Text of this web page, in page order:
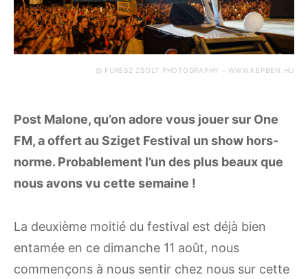
@ FURESZ ZSOLT PHOTOGRAPHY – WWW.KEPBEN.HU
Post Malone, qu’on adore vous jouer sur One
FM, a offert au Sziget Festival un show hors-
norme. Probablement l’un des plus beaux que
nous avons vu cette semaine !
La deuxième moitié du festival est déjà bien
entamée en ce dimanche 11 août, nous
commençons à nous sentir chez nous sur cette